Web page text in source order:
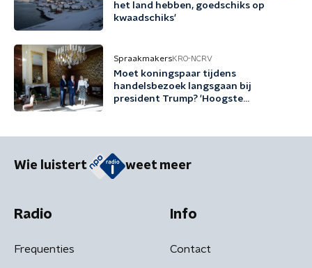
het land hebben, goedschiks op
kwaadschiks'
SpraakmakersKRO-NCRV
Moet koningspaar tijdens
handelsbezoek langsgaan bij
president Trump? 'Hoogste
Wie luistert weet meer
Radio
Frequenties
Info
Contact